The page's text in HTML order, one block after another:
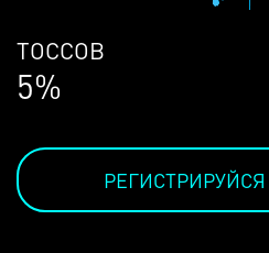
ЛЮДЕЙ
68%
РЕГИСТРИРУЙСЯ